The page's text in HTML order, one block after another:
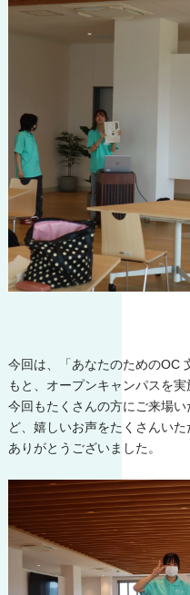
今回は、「あなたのためのOC
もと、オープンキャンパスを実
今回もたくさんの方にご来場
ど、嬉しいお声をたくさんいた
ありがとうございました。